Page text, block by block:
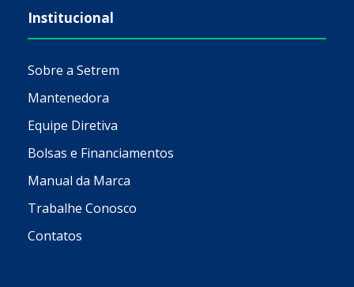
Institucional
Sobre a Setrem
Mantenedora
Equipe Diretiva
Bolsas e Financiamentos
Manual da Marca
Trabalhe Conosco
Contatos